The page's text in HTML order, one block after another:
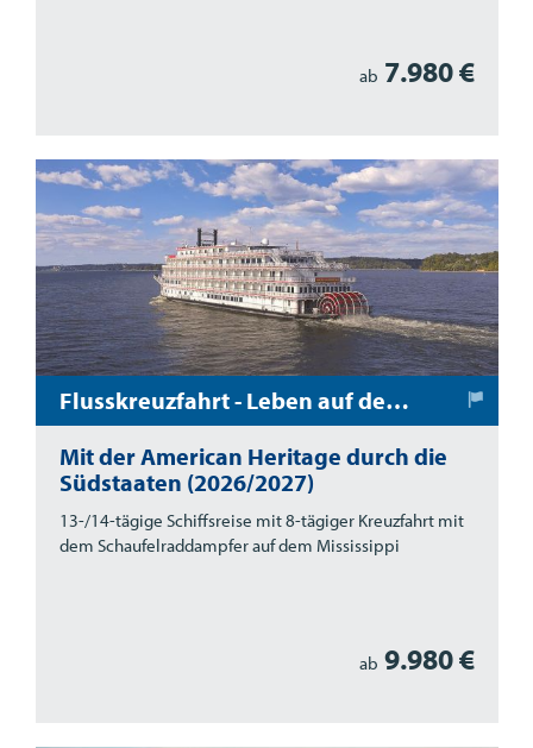
ab 7.980 €
Flusskreuzfahrt - Leben auf dem Mississippi
Mit der American Heritage durch die
Südstaaten (2026/2027)
13-/14-tägige Schiffsreise mit 8-tägiger Kreuzfahrt mit
dem Schaufelraddampfer auf dem Mississippi
ab 9.980 €